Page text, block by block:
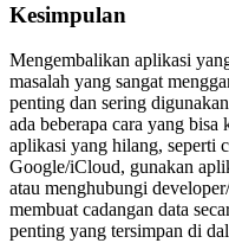
Kesimpulan
Mengembalikan aplikasi
masalah yang sangat
penting dan sering
ada beberapa cara yang
aplikasi yang hilang, seperti
Google/iCloud, gunakan
atau menghubungi
membuat cadangan data
penting yang tersimpan di